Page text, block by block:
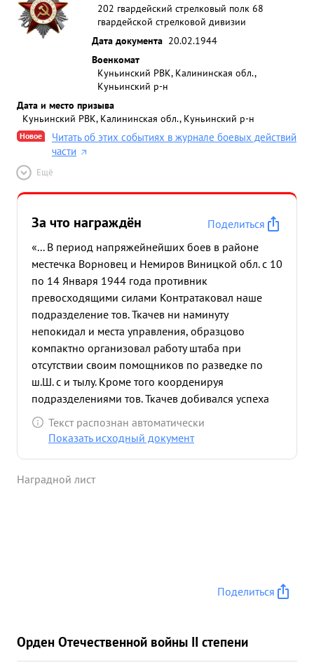
202 гвардейский стрелковый полк 68
гвардейской стрелковой дивизии
Дата документа 20.02.1944
Военкомат
Куньинский РВК, Калининская обл.,
Куньинский р-н
Дата и место призыва
Куньинский РВК, Калининская обл., Куньинский р-н
Новое
Читать об этих событиях в журнале боевых действий
части
Ещё
За что награждён
Поделиться
«... В период напряжейнейших боев в районе
местечка Ворновец и Немиров Виницкой обл. с 10
по 14 Января 1944 года противник
превосходящими силами Контратаковал наше
подразделение тов. Ткачев ни наминуту
непокидал и места управления, образцово
компактно организовал работу штаба при
отсутствии своим помощников по разведке по
ш.Ш. с и тылу. Кроме того коорденируя
подразделениями тов. Ткачев добивался успеха
занятии населенных пунктов и Успешном
отражении натиска противника поддержанного
боевые порядки подразделения воодушевлял
Текст распознан автоматически
Показать исходный документ
Наградной лист
Поделиться
Орден Отечественной войны II степени